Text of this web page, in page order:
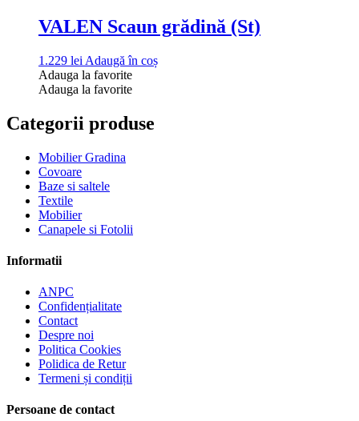
VALEN Scaun grădină (St)
1.229 lei Adaugă în coș
Adauga la favorite
Adauga la favorite
Categorii produse
Mobilier Gradina
Covoare
Baze si saltele
Textile
Mobilier
Canapele si Fotolii
Informatii
ANPC
Confidențialitate
Contact
Despre noi
Politica Cookies
Polidica de Retur
Termeni și condiții
Persoane de contact